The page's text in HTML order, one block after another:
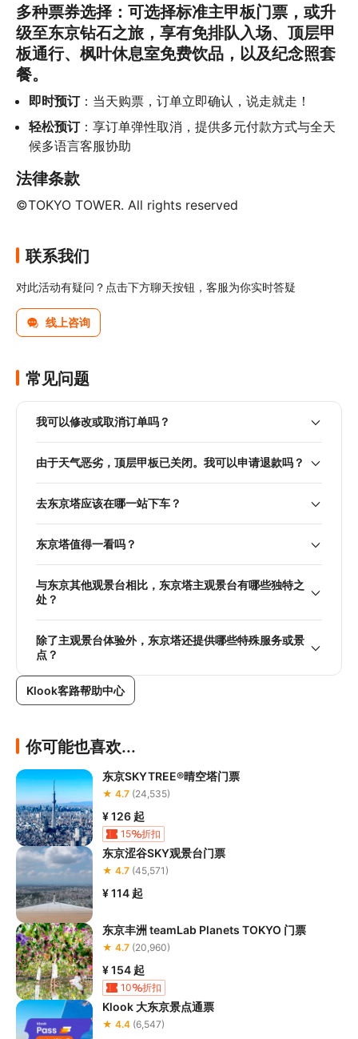
多种票券选择：可选择标准主甲板门票，或升
级至东京钻石之旅，享有免排队入场、顶层甲
板通行、枫叶休息室免费饮品，以及纪念照套
餐。
即时预订：当天购票，订单立即确认，说走就走！
轻松预订：享订单弹性取消，提供多元付款方式与全天
候多语言客服协助
法律条款
©TOKYO TOWER. All rights reserved
联系我们
对此活动有疑问？点击下方聊天按钮，客服为你实时答疑
线上咨询
常见问题
我可以修改或取消订单吗？
由于天气恶劣，顶层甲板已关闭。我可以申请退款吗？
去东京塔应该在哪一站下车？
东京塔值得一看吗？
与东京其他观景台相比，东京塔主观景台有哪些独特之
处？
除了主观景台体验外，东京塔还提供哪些特殊服务或景
点？
Klook客路帮助中心
你可能也喜欢...
东京SKYTREE®晴空塔门票
★ 4.7 (24,535)
¥ 126 起
15 折扣
东京涩谷SKY观景台门票
★ 4.7 (45,571)
¥ 114 起
东京丰洲 teamLab Planets TOKYO 门票
★ 4.7 (20,960)
¥ 154 起
10 折扣
Klook 大东京景点通票
★ 4.4 (6,547)